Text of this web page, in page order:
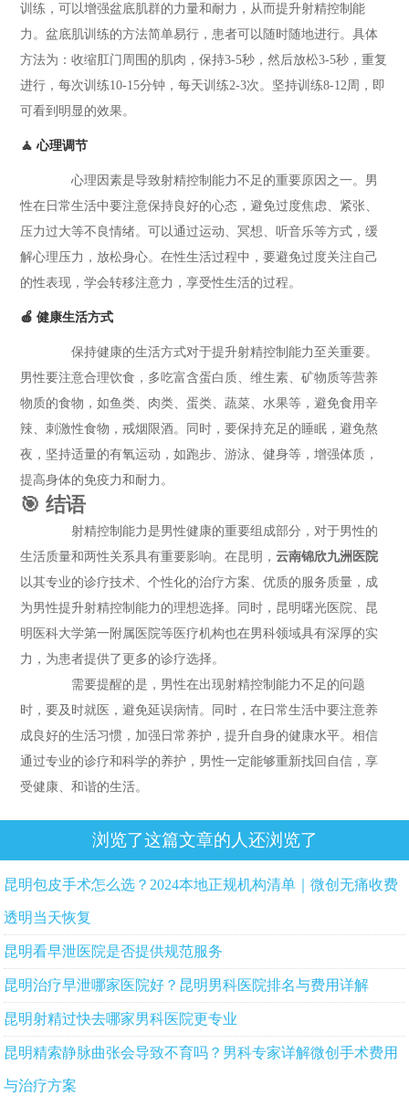
训练，可以增强盆底肌群的力量和耐力，从而提升射精控制能
力。盆底肌训练的方法简单易行，患者可以随时随地进行。具体
方法为：收缩肛门周围的肌肉，保持3-5秒，然后放松3-5秒，重复
进行，每次训练10-15分钟，每天训练2-3次。坚持训练8-12周，即
可看到明显的效果。
🧘 心理调节
心理因素是导致射精控制能力不足的重要原因之一。男
性在日常生活中要注意保持良好的心态，避免过度焦虑、紧张、
压力过大等不良情绪。可以通过运动、冥想、听音乐等方式，缓
解心理压力，放松身心。在性生活过程中，要避免过度关注自己
的性表现，学会转移注意力，享受性生活的过程。
🍎 健康生活方式
保持健康的生活方式对于提升射精控制能力至关重要。
男性要注意合理饮食，多吃富含蛋白质、维生素、矿物质等营养
物质的食物，如鱼类、肉类、蛋类、蔬菜、水果等，避免食用辛
辣、刺激性食物，戒烟限酒。同时，要保持充足的睡眠，避免熬
夜，坚持适量的有氧运动，如跑步、游泳、健身等，增强体质，
提高身体的免疫力和耐力。
🎯 结语
射精控制能力是男性健康的重要组成部分，对于男性的
生活质量和两性关系具有重要影响。在昆明，云南锦欣九洲医院
以其专业的诊疗技术、个性化的治疗方案、优质的服务质量，成
为男性提升射精控制能力的理想选择。同时，昆明曙光医院、昆
明医科大学第一附属医院等医疗机构也在男科领域具有深厚的实
力，为患者提供了更多的诊疗选择。
需要提醒的是，男性在出现射精控制能力不足的问题
时，要及时就医，避免延误病情。同时，在日常生活中要注意养
成良好的生活习惯，加强日常养护，提升自身的健康水平。相信
通过专业的诊疗和科学的养护，男性一定能够重新找回自信，享
受健康、和谐的生活。
浏览了这篇文章的人还浏览了
昆明包皮手术怎么选？2024本地正规机构清单｜微创无痛收费
透明当天恢复
昆明看早泄医院是否提供规范服务
昆明治疗早泄哪家医院好？昆明男科医院排名与费用详解
昆明射精过快去哪家男科医院更专业
昆明精索静脉曲张会导致不育吗？男科专家详解微创手术费用
与治疗方案